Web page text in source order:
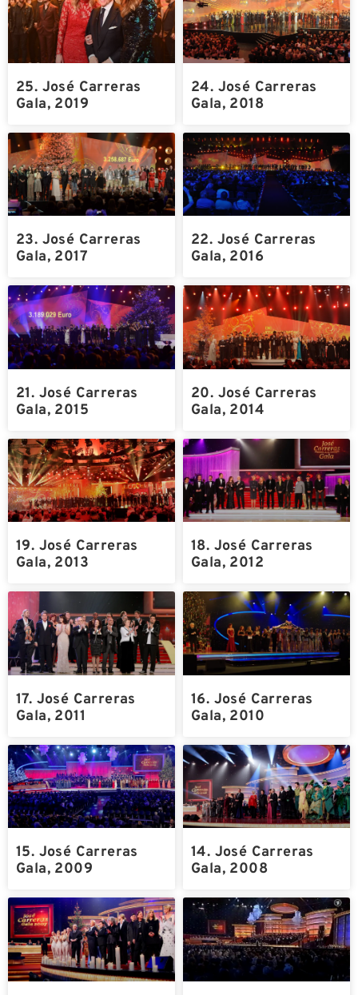
25. José Carreras
Gala, 2019
24. José Carreras
Gala, 2018
23. José Carreras
Gala, 2017
22. José Carreras
Gala, 2016
21. José Carreras
Gala, 2015
20. José Carreras
Gala, 2014
19. José Carreras
Gala, 2013
18. José Carreras
Gala, 2012
17. José Carreras
Gala, 2011
16. José Carreras
Gala, 2010
15. José Carreras
Gala, 2009
14. José Carreras
Gala, 2008